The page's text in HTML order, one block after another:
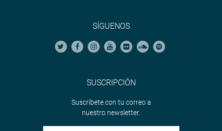
SÍGUENOS
SUSCRIPCIÓN
Suscríbete con tu correo a
nuestro newsletter.